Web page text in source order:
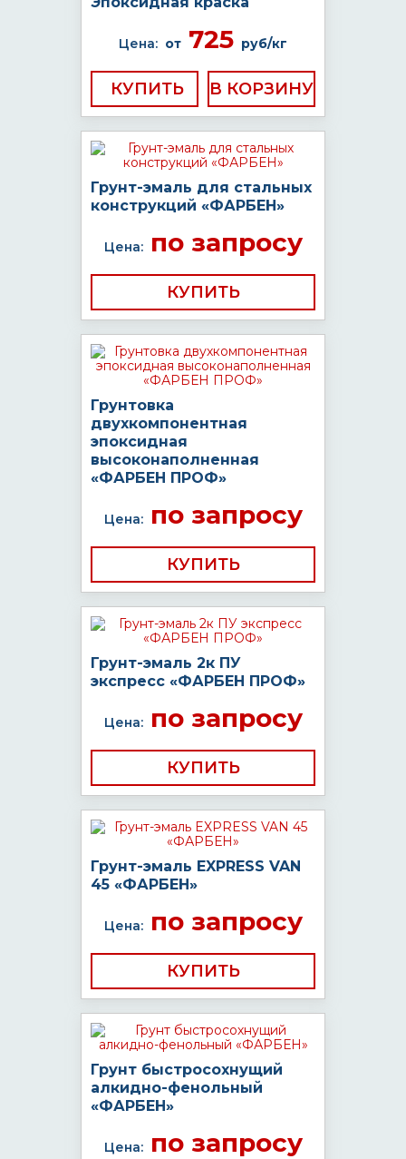
Цена: от 725 руб/кг
КУПИТЬ
Грунт-эмаль для стальных
конструкций «ФАРБЕН»
Цена:по запросу
КУПИТЬ
Грунтовка
двухкомпонентная
эпоксидная
высоконаполненная
«ФАРБЕН ПРОФ»
Цена:по запросу
КУПИТЬ
Грунт-эмаль 2к ПУ
экспресс «ФАРБЕН ПРОФ»
Цена:по запросу
КУПИТЬ
Грунт-эмаль EXPRESS VAN
45 «ФАРБЕН»
Цена:по запросу
КУПИТЬ
Грунт быстросохнущий
алкидно-фенольный
«ФАРБЕН»
Цена:по запросу